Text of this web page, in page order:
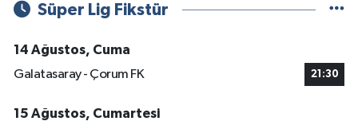
Süper Lig Fikstür
14 Ağustos, Cuma
Galatasaray - Çorum FK
21:30
15 Ağustos, Cumartesi